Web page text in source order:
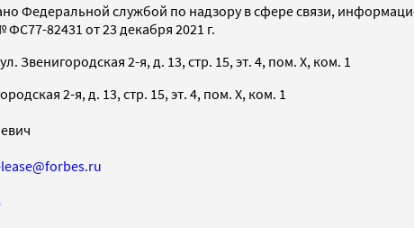
Федеральной службой по надзору в сфере связи,
82431 от 23 декабря 2021 г.
Звенигородская 2-я, д. 13, стр. 15, эт. 4, пом. X, ком. 1
2-я, д. 13, стр. 15, эт. 4, пом. X, ком. 1